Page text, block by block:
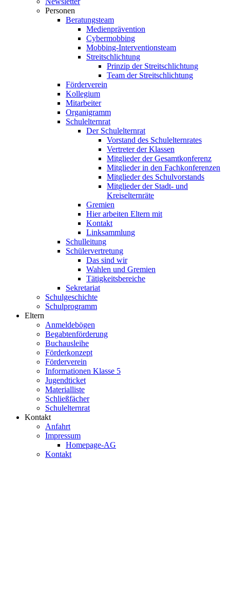
Personen
Beratungsteam
Medienprävention
Cybermobbing
Mobbing-Interventionsteam
Streitschlichtung
Prinzip der Streitschlichtung
Team der Streitschlichtung
Förderverein
Kollegium
Mitarbeiter
Organigramm
Schulelternrat
Der Schulelternrat
Vorstand des Schulelternrates
Vertreter der Klassen
Mitglieder der Gesamtkonferenz
Mitglieder in den Fachkonferenzen
Mitglieder des Schulvorstands
Mitglieder der Stadt- und
Kreiselternräte
Gremien
Hier arbeiten Eltern mit
Kontakt
Linksammlung
Schulleitung
Schülervertretung
Das sind wir
Wahlen und Gremien
Tätigkeitsbereiche
Sekretariat
Schulgeschichte
Schulprogramm
Eltern
Anmeldebögen
Begabtenförderung
Buchausleihe
Förderkonzept
Förderverein
Informationen Klasse 5
Jugendticket
Materialliste
Schließfächer
Schulelternrat
Kontakt
Anfahrt
Impressum
Homepage-AG
Kontakt